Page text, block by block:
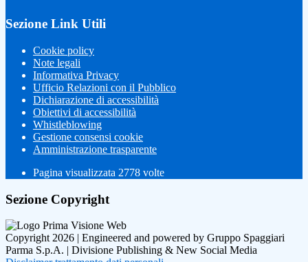
Sezione Link Utili
Cookie policy
Note legali
Informativa Privacy
Ufficio Relazioni con il Pubblico
Dichiarazione di accessibilità
Obiettivi di accessibilità
Whistleblowing
Gestione consensi cookie
Amministrazione trasparente
Pagina visualizzata 2778 volte
Sezione Copyright
Copyright 2026 | Engineered and powered by Gruppo Spaggiari
Parma S.p.A. | Divisione Publishing & New Social Media